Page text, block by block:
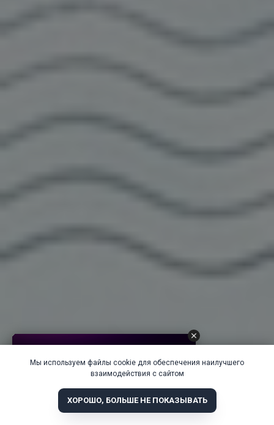
Мы используем файлы cookie для обеспечения наилучшего
взаимодействия с сайтом
ХОРОШО, БОЛЬШЕ НЕ ПОКАЗЫВАТЬ